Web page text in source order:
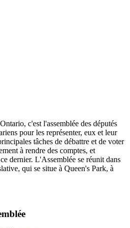
c'est l'assemblée des députés
pour les représenter, eux et leur
tâches de débattre et de voter
à rendre des comptes, et
dernier. L'Assemblée se réunit dans
qui se situe à Queen's Park, à